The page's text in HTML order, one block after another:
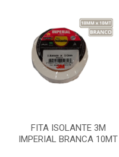
FITA ISOLANTE 3M
IMPERIAL BRANCA 10MT